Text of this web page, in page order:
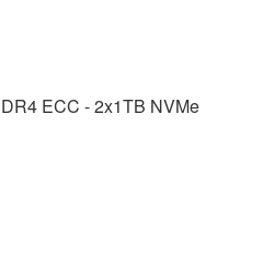
ECC - 2x1TB NVMe